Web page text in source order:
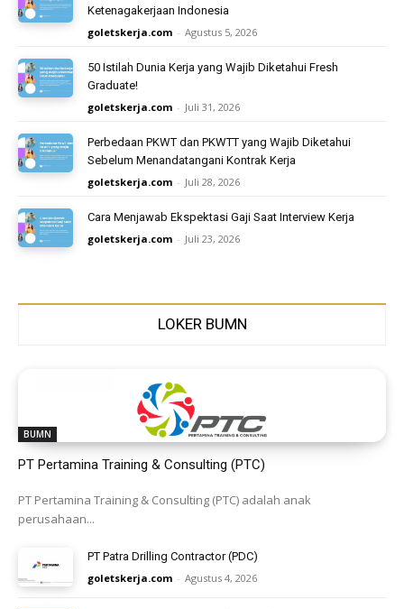
Ketenagakerjaan Indonesia
goletskerja.com - Agustus 5, 2026
50 Istilah Dunia Kerja yang Wajib Diketahui Fresh
Graduate!
goletskerja.com - Juli 31, 2026
Perbedaan PKWT dan PKWTT yang Wajib Diketahui
Sebelum Menandatangani Kontrak Kerja
goletskerja.com - Juli 28, 2026
Cara Menjawab Ekspektasi Gaji Saat Interview Kerja
goletskerja.com - Juli 23, 2026
LOKER BUMN
BUMN
PT Pertamina Training & Consulting (PTC)
PT Pertamina Training & Consulting (PTC) adalah anak
perusahaan...
PT Patra Drilling Contractor (PDC)
goletskerja.com - Agustus 4, 2026